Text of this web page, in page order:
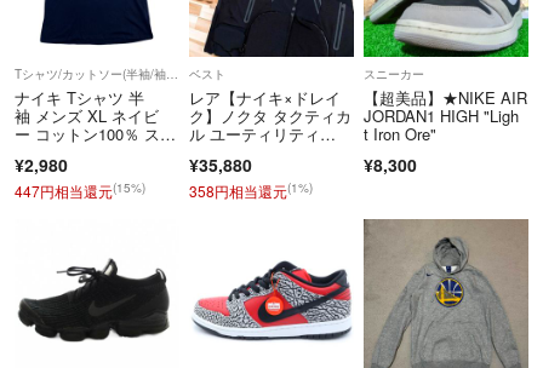
Tシャツ/カットソー(半袖/袖なし)
ナイキ Tシャツ 半
袖 メンズ XL ネイビ
ー コットン100％ スウ
リント THE NIKE TE
E
¥2,980
447円相当還元(15%)
ベスト
レア【ナイキ×ドレイ
ク】ノクタ タクティカ
ル ユーティリティ
¥35,880
358円相当還元(1%)
スニーカー
【超美品】★NIKE AIR
JORDAN1 HIGH "Ligh
t Iron Ore"
¥8,300